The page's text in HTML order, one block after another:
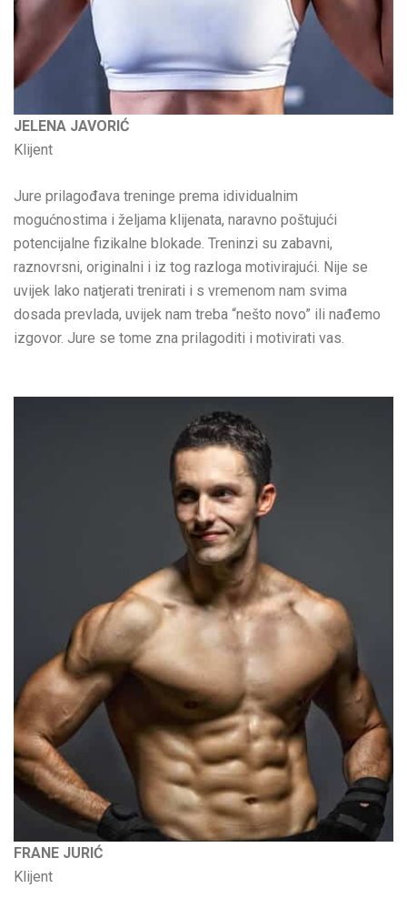
JELENA JAVORIĆ
Klijent
Jure prilagođava treninge prema idividualnim
mogućnostima i željama klijenata, naravno poštujući
potencijalne fizikalne blokade. Treninzi su zabavni,
raznovrsni, originalni i iz tog razloga motivirajući. Nije se
uvijek lako natjerati trenirati i s vremenom nam svima
dosada prevlada, uvijek nam treba “nešto novo” ili nađemo
izgovor. Jure se tome zna prilagoditi i motivirati vas.
FRANE JURIĆ
Klijent